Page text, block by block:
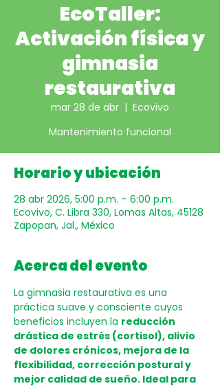
EcoTaller:
Activación física y
gimnasia
restaurativa
mar 28 de abr
  |
Ecovivo
Mantenimiento funcional
Horario y ubicación
28 abr 2026, 5:00 p.m. – 6:00 p.m.
Ecovivo, C. Libra 330, Lomas Altas, 45128
Zapopan, Jal., México
Acerca del evento
La gimnasia restaurativa es una
práctica suave y consciente cuyos
beneficios incluyen la reducción
drástica de estrés (cortisol), alivio
de dolores crónicos, mejora de la
flexibilidad, corrección postural y
mejor calidad de sueño. Ideal para